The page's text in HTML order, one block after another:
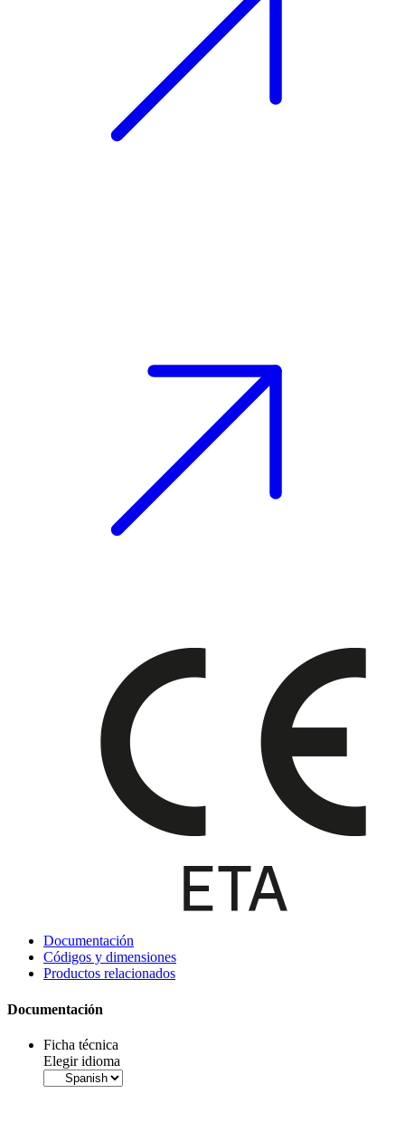
Documentación
Códigos y dimensiones
Productos relacionados
Documentación
Ficha técnica
Elegir idioma